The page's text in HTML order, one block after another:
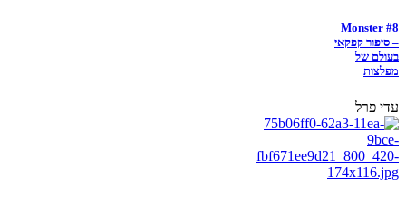
Monster #8
– סיפור קפקאי
בעולם של
מפלצות
עדי פרל